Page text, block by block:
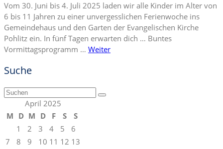
Vom 30. Juni bis 4. Juli 2025 laden wir alle Kinder im Alter von
6 bis 11 Jahren zu einer unvergesslichen Ferienwoche ins
Gemeindehaus und den Garten der Evangelischen Kirche
Pohlitz ein. In fünf Tagen erwarten dich … Buntes
Vormittagsprogramm … Weiter
Suche
Suchen
April 2025
M D M D F S
S
1
2 3 4 5
6
7
8 9 10 11 12 13